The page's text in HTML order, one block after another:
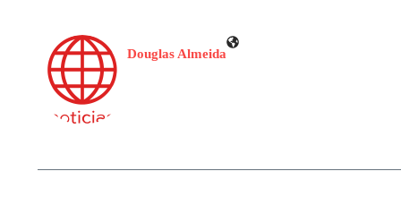
Douglas Almeida